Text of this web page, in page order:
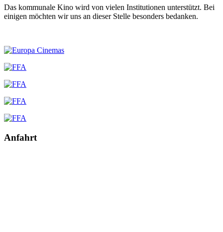
Das kommunale Kino wird von vielen Institutionen unterstützt. Bei
einigen möchten wir uns an dieser Stelle besonders bedanken.
Anfahrt